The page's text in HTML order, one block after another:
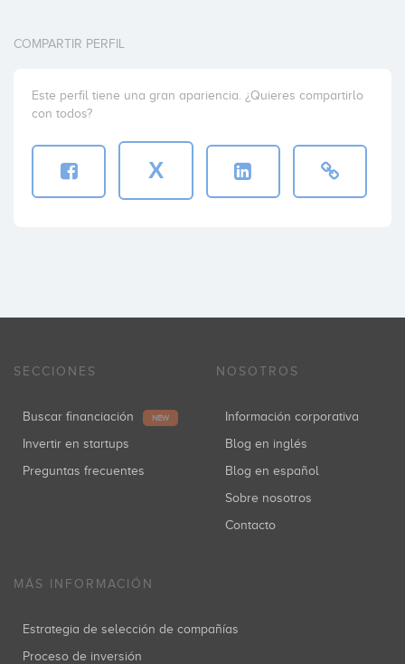
COMPARTIR PERFIL
Este perfil tiene una gran apariencia. ¿Quieres compartirlo
con todos?
X
SECCIONES
Buscar financiación NEW
Invertir en startups
Preguntas frecuentes
NOSOTROS
Información corporativa
Blog en inglés
Blog en español
Sobre nosotros
Contacto
MÁS INFORMACIÓN
Estrategia de selección de compañías
Proceso de inversión